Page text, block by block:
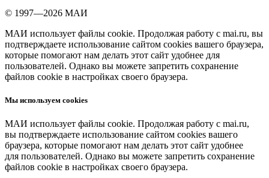
© 1997—2026 МАИ
МАИ использует файлы cookie. Продолжая работу с mai.ru, вы
подтверждаете использование сайтом cookies вашего браузера,
которые помогают нам делать этот сайт удобнее для
пользователей. Однако вы можете запретить сохранение
файлов cookie в настройках своего браузера.
Мы используем cookies
МАИ использует файлы cookie. Продолжая работу с mai.ru,
вы подтверждаете использование сайтом cookies вашего
браузера, которые помогают нам делать этот сайт удобнее
для пользователей. Однако вы можете запретить сохранение
файлов cookie в настройках своего браузера.